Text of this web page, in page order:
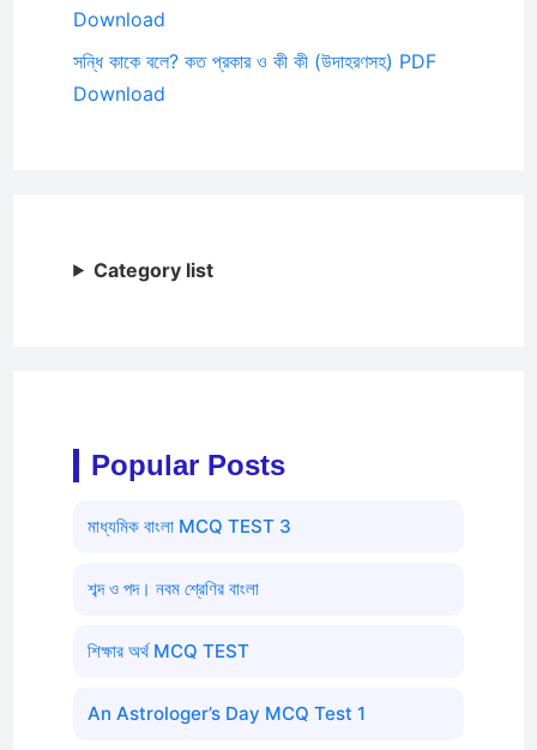
Download
সন্ধি কাকে বলে? কত প্রকার ও কী কী (উদাহরণসহ) PDF
Download
Category list
Popular Posts
মাধ্যমিক বাংলা MCQ TEST 3
শব্দ ও পদ। নবম শ্রেণির বাংলা
শিক্ষার অর্থ MCQ TEST
An Astrologer’s Day MCQ Test 1